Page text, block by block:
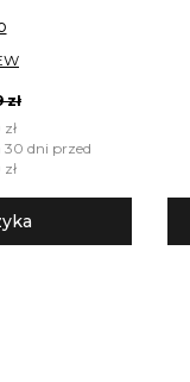
zł
30 dni przed